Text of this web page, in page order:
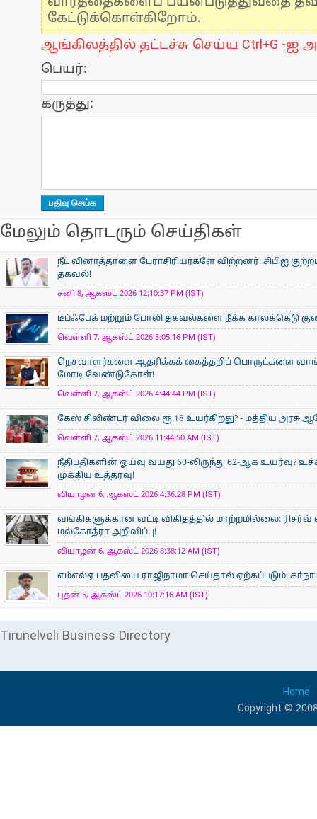
கேட்டுக்கொள்கிறோம்.
ஆங்கிலத்தில் தட்டச்சு செய்ய Ctrl+G -ஐ
பெயர்:
கருத்து:
மேலும் தொடரும் செய்திகள்
நீட் வினாத்தாளை பேராசிரியர்களே விற்றனர்: சிபிஐ
தகவல்!
சனி 8, ஆகஸ்ட் 2026 12:10:37 PM (IST)
டீப்ஃபேக் மற்றும் போலி தகவல்களை நீக்க காலக்கெடு
வெள்ளி 7, ஆகஸ்ட் 2026 5:05:16 PM (IST)
நெசவாளர்களை ஆதரிக்கக் கைத்தறிப் பொருட்களை
மோடி வேண்டுகோள்!
வெள்ளி 7, ஆகஸ்ட் 2026 4:44:44 PM (IST)
கேஸ் சிலிண்டர் விலை ரூ.18 உயர்கிறது? - மத்திய அரசு
வெள்ளி 7, ஆகஸ்ட் 2026 11:44:50 AM (IST)
நீதிபதிகளின் ஓய்வு வயது 60-லிருந்து 62-ஆக உயர்வு?
முக்கிய உத்தரவு!
வியாழன் 6, ஆகஸ்ட் 2026 4:36:28 PM (IST)
வங்கிகளுக்கான வட்டி விகிதத்தில் மாற்றமில்லை:
மல்கோத்ரா அறிவிப்பு!
வியாழன் 6, ஆகஸ்ட் 2026 8:38:12 AM (IST)
எம்எல்ஏ பதவியை ராஜிநாமா செய்தால் ஏற்கப்படும்:
புதன் 5, ஆகஸ்ட் 2026 10:17:16 AM (IST)
Tirunelveli Business Directory
Home
Copyright ©